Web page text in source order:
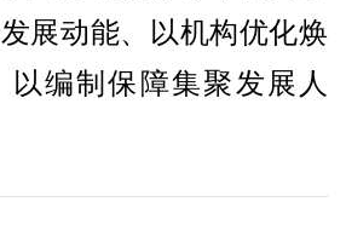
展动能、以机构优化焕
以编制保障集聚发展人